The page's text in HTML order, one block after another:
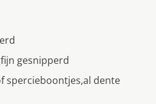
gesnipperd
spercieboontjes,al dente